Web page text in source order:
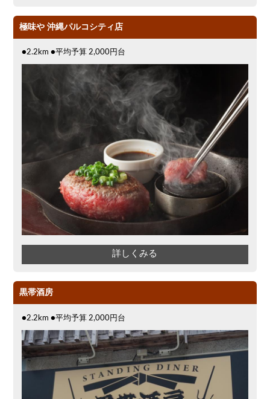
極味や 沖縄パルコシティ店
●2.2km ●平均予算 2,000円台
詳しくみる
黒帯酒房
●2.2km ●平均予算 2,000円台